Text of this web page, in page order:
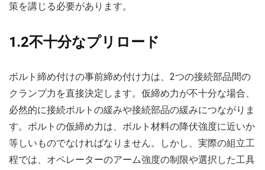
策を講じる必要があります。
1.2不十分なプリロード
ボルト締め付けの事前締め付け力は、2つの接続部品間の
クランプ力を直接決定します。仮締め力が不十分な場合、
必然的に接続ボルトの緩みや接続部品の緩みにつながりま
す。ボルトの仮締め力は、ボルト材料の降伏強度に近いか
等しいものでなければなりません。しかし、実際の組立工
程では、オペレーターのアーム強度の制限や選択した工具